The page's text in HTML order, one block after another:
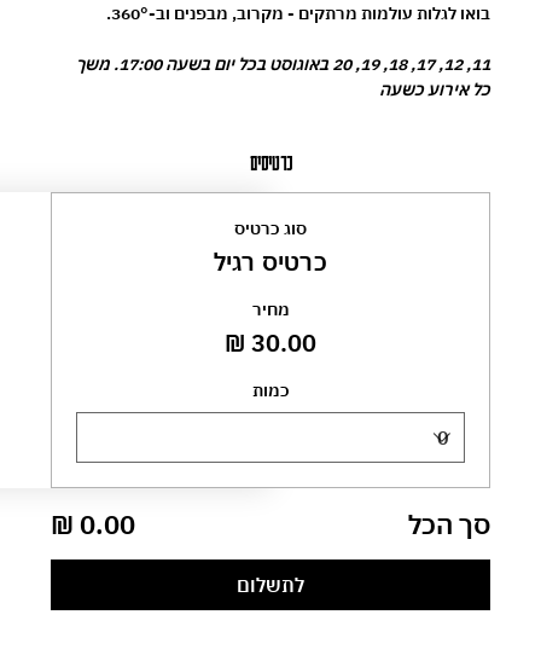
בואו לגלות עולמות מרתקים - מקרוב, מבפנים וב-360°.
11, 12, 17, 18, 19, 20 באוגוסט בכל יום בשעה 17:00. משך
כל אירוע כשעה
כרטיסים
סוג כרטיס
כרטיס רגיל
מחיר
כמות
סך הכל
לתשלום